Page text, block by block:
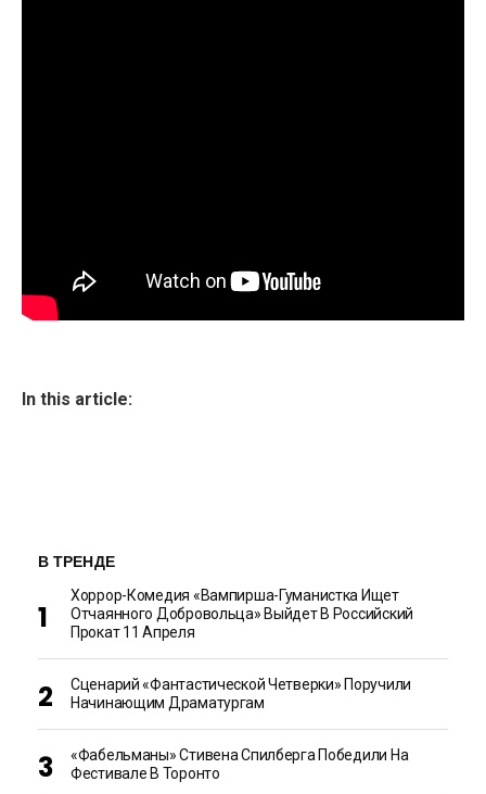
In this article:
В ТРЕНДЕ
Хоррор-Комедия «Вампирша-Гуманистка Ищет
Отчаянного Добровольца» Выйдет В Российский
Прокат 11 Апреля
Сценарий «Фантастической Четверки» Поручили
Начинающим Драматургам
«Фабельманы» Стивена Спилберга Победили На
Фестивале В Торонто